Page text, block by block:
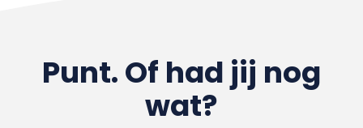
Punt. Of had jij nog
wat?